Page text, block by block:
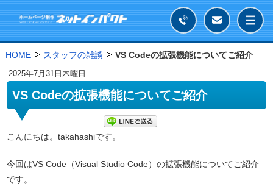
HOME スタッフの雑談 VS Codeの拡張機能についてご紹介
VS Codeの拡張機能についてご紹介
2025年7月31日 木曜日
こんにちは。takahashiです。
今回はVS Code（Visual Studio Code）の拡張機能についてご紹介
です。